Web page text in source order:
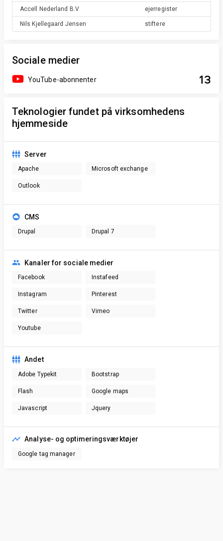
Accell Nederland B.V ejerregister
Nils Kjellegaard Jensen stiftere
Sociale medier
YouTube-abonnenter 13
Teknologier fundet på virksomhedens
hjemmeside
Server
Apache Microsoft exchange
Outlook
CMS
Drupal Drupal 7
Kanaler for sociale medier
Facebook Instafeed
Instagram Pinterest
Twitter Vimeo
Youtube
Andet
Adobe Typekit Bootstrap
Flash Google maps
Javascript Jquery
Analyse- og optimeringsværktøjer
Google tag manager